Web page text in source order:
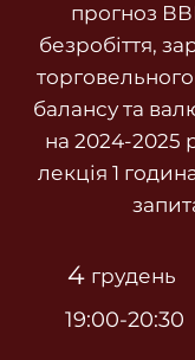
прогноз
безробіття,
балансу та
на 2024-2025
лекція 1
4 грудень
19:00-20:30